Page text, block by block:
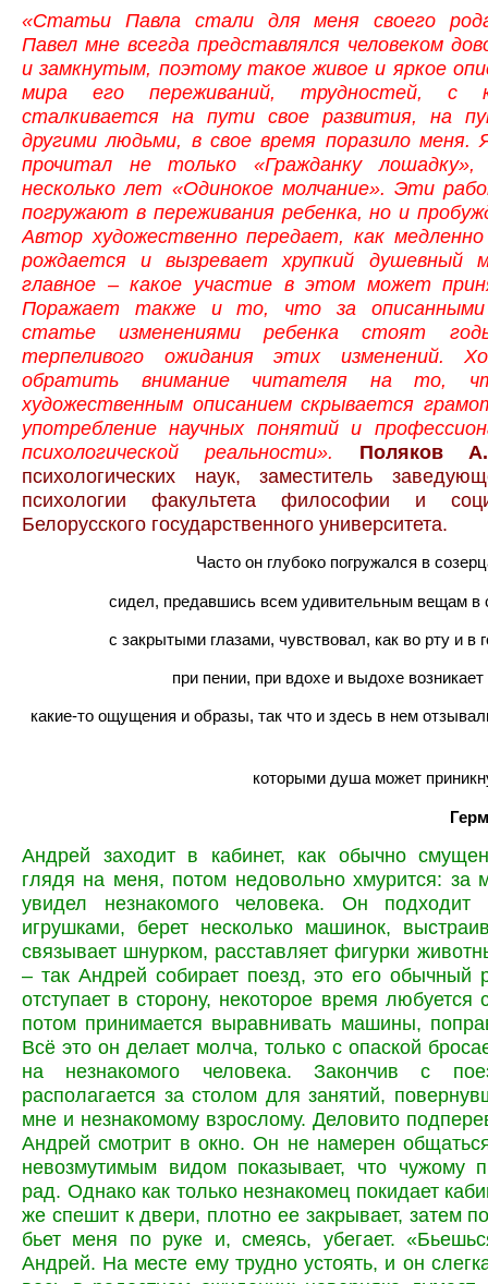
«Статьи Павла стали для меня своего
Павел мне всегда представлялся человеком
и замкнутым, поэтому такое живое и яркое
мира его переживаний, трудностей, с
сталкивается на пути свое развития, на
другими людьми, в свое время поразило меня.
прочитал не только «Гражданку
несколько лет «Одинокое молчание». Эти
погружают в переживания ребенка, но и
Автор художественно передает, как
рождается и вызревает хрупкий душевный
главное – какое участие в этом может
Поражает также и то, что за описанными
статье изменениями ребенка стоят
терпеливого ожидания этих изменений.
обратить внимание читателя на то,
художественным описанием скрывается
употребление научных понятий и
психологической реальности». Поляков
психологических наук, заместитель
психологии факультета философии и
Белорусского государственного университета.
Часто он глубоко погружался в
сидел, предавшись всем удивительным вещам в
с закрытыми глазами, чувствовал, как во рту и в
при пении, при вдохе и выдохе
какие-то ощущения и образы, так что и здесь в нем
которыми душа может
Андрей заходит в кабинет, как обычно
глядя на меня, потом недовольно хмурится: за
увидел незнакомого человека. Он
игрушками, берет несколько машинок,
связывает шнурком, расставляет фигурки
– так Андрей собирает поезд, это его обычный
отступает в сторону, некоторое время любуется
потом принимается выравнивать машины,
Всё это он делает молча, только с опаской
на незнакомого человека. Закончив с
располагается за столом для занятий,
мне и незнакомому взрослому. Деловито
Андрей смотрит в окно. Он не намерен
невозмутимым видом показывает, что чужому
рад. Однако как только незнакомец покидает
же спешит к двери, плотно ее закрывает, затем
бьет меня по руке и, смеясь, убегает.
Андрей. На месте ему трудно устоять, и он